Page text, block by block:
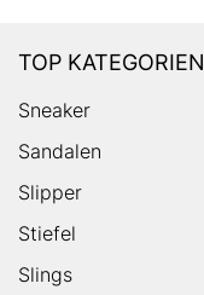
TOP KATEGORIEN
Sneaker
Sandalen
Slipper
Stiefel
Slings